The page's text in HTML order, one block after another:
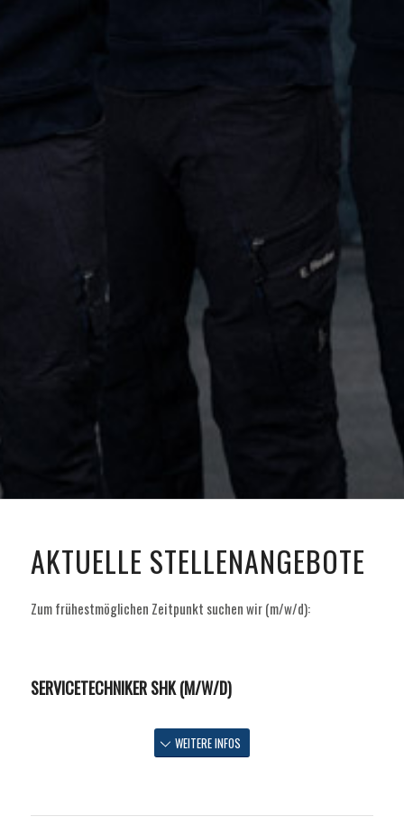
AKTUELLE STELLENANGEBOTE
Zum frühestmöglichen Zeitpunkt suchen wir (m/w/d):
SERVICETECHNIKER SHK (M/W/D)
WEITERE INFOS